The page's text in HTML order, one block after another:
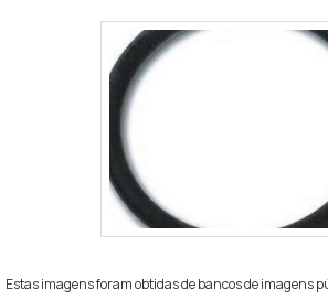
Estas imagens foram obtidas de bancos de imagens